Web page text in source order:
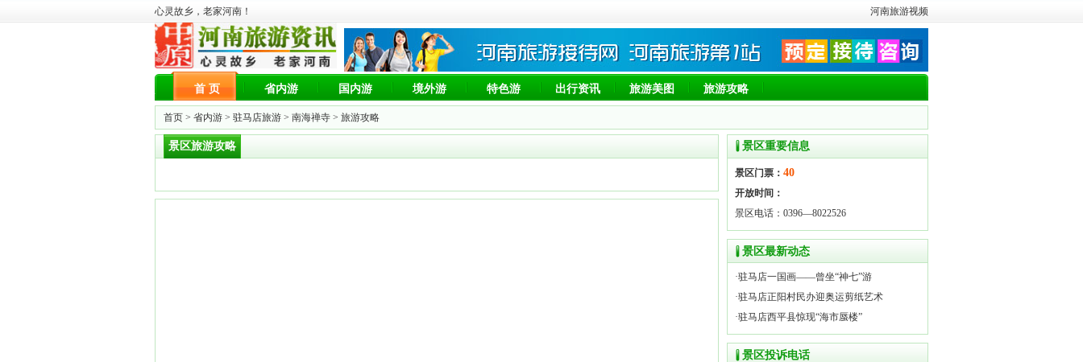
心灵故乡，老家河南！ 河南旅游视频
首 页 省内游 国内游 境外游 特色游 出行资讯 旅游美图 旅游攻略
首页 > 省内游 > 驻马店旅游 > 南海禅寺 > 旅游攻略
景区旅游攻略 景区重要信息
景区门票： 40
开放时间：
景区电话：0396—8022526
景区最新动态
·驻马店一国画——曾坐“神七”游
·驻马店正阳村民办迎奥运剪纸艺术
·驻马店西平县惊现“海市蜃楼”
景区投诉电话